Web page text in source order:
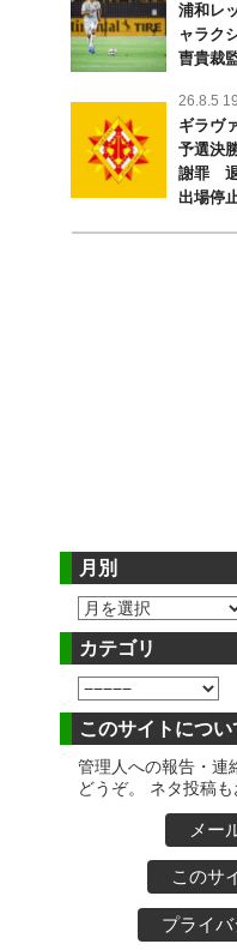
浦和レ
ャラク
曺貴裁
26.8.5
ギラヴ
予選決
謝罪 退
出場停
月別
カテゴリ
このサイトについ
管理人への報告・連
どうぞ。 ネタ投稿も
メー
このサ
プライ